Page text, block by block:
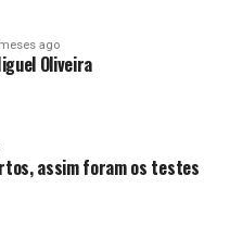
ago
Oliveira
assim foram os testes